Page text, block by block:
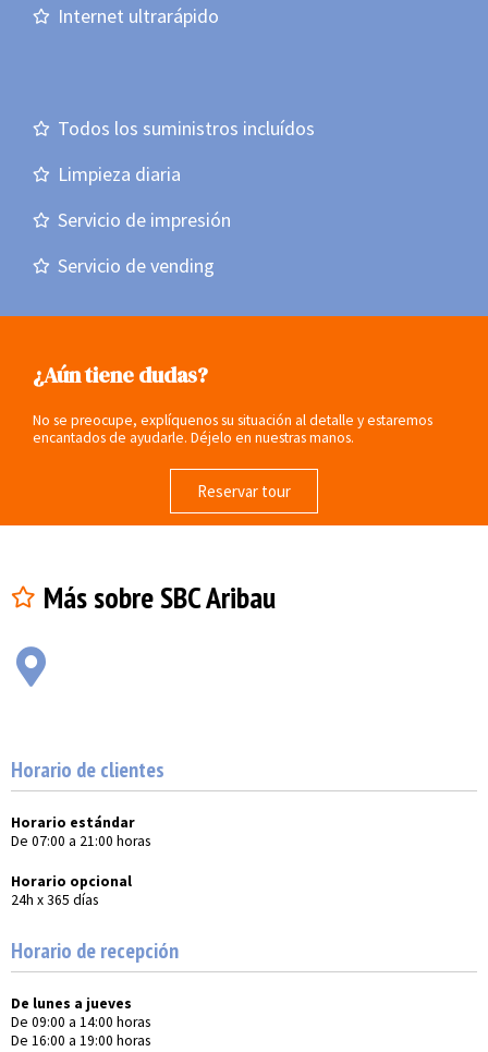
Internet ultrarápido
Todos los suministros incluídos
Limpieza diaria
Servicio de impresión
Servicio de vending
¿Aún tiene dudas?
No se preocupe, explíquenos su situación al detalle y estaremos
encantados de ayudarle. Déjelo en nuestras manos.
Reservar tour
Más sobre SBC Aribau
Horario de clientes
Horario estándar
De 07:00 a 21:00 horas
Horario opcional
24h x 365 días
Horario de recepción
De lunes a jueves
De 09:00 a 14:00 horas
De 16:00 a 19:00 horas